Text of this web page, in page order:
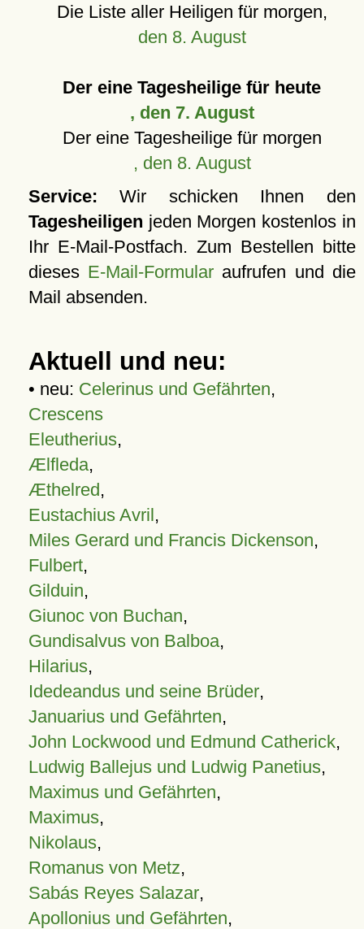
Die Liste aller Heiligen für morgen,
den 8. August
Der eine Tagesheilige für heute
, den 7. August
Der eine Tagesheilige für morgen
, den 8. August
Service: Wir schicken Ihnen den
Tagesheiligen jeden Morgen kostenlos in
Ihr E-Mail-Postfach. Zum Bestellen bitte
dieses E-Mail-Formular aufrufen und die
Mail absenden.
Aktuell und neu:
• neu: Celerinus und Gefährten,
Crescens
Eleutherius,
Ælfleda,
Æthelred,
Eustachius Avril,
Miles Gerard und Francis Dickenson,
Fulbert,
Gilduin,
Giunoc von Buchan,
Gundisalvus von Balboa,
Hilarius,
Idedeandus und seine Brüder,
Januarius und Gefährten,
John Lockwood und Edmund Catherick,
Ludwig Ballejus und Ludwig Panetius,
Maximus und Gefährten,
Maximus,
Nikolaus,
Romanus von Metz,
Sabás Reyes Salazar,
Apollonius und Gefährten,